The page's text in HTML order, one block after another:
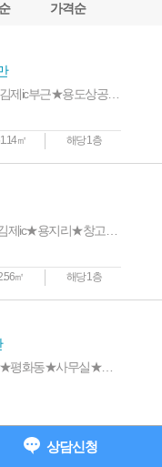
가격순
김제공장 ★금구면★김제ic부근★용도상공장★마당넓음
㎡ 해당 1층
㎡ 해당 1층
전주사무실 ★석구동★평화동★사무실★주차넓음★마당사용가능★추가임대가능
무단수집거부
┃ 사업자등록번호 : 538-
┃ 등록번호 : 45111-
상담신청